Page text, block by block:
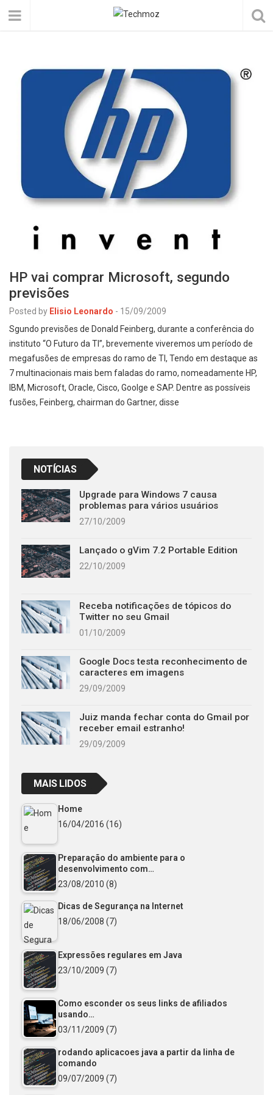
HP vai comprar Microsoft, segundo
previsões
Posted by Elisio Leonardo - 15/09/2009
Sgundo previsões de Donald Feinberg, durante a conferência do
instituto “O Futuro da TI”, brevemente viveremos um período de
megafusões de empresas do ramo de TI, Tendo em destaque as
7 multinacionais mais bem faladas do ramo, nomeadamente HP,
IBM, Microsoft, Oracle, Cisco, Goolge e SAP. Dentre as possíveis
fusões, Feinberg, chairman do Gartner, disse
NOTÍCIAS
Upgrade para Windows 7 causa
problemas para vários usuários
27/10/2009
Lançado o gVim 7.2 Portable Edition
22/10/2009
Receba notificações de tópicos do
Twitter no seu Gmail
01/10/2009
Google Docs testa reconhecimento de
caracteres em imagens
29/09/2009
Juiz manda fechar conta do Gmail por
receber email estranho!
29/09/2009
MAIS LIDOS
Home
16/04/2016 (16)
Preparação do ambiente para o
desenvolvimento com…
23/08/2010 (8)
Dicas de Segurança na Internet
18/06/2008 (7)
Expressões regulares em Java
23/10/2009 (7)
Como esconder os seus links de afiliados
usando…
03/11/2009 (7)
rodando aplicacoes java a partir da linha de
comando
09/07/2009 (7)